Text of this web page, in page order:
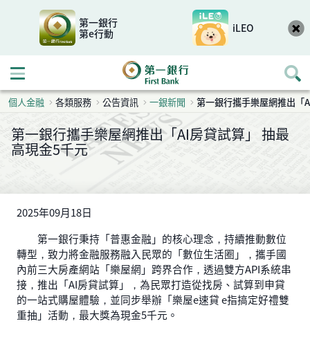
第一銀行
第e行動
iLEO
開啟行動選單
個人金融 各類服務 公告資訊 一銀新聞 第一銀行攜手樂屋網推出「
第一銀行攜手樂屋網推出「AI房貸試算」 抽最
高現金5千元
2025年09月18日
第一銀行秉持「普惠金融」的核心理念，持續推動數位
轉型，致力將金融服務融入民眾的「數位生活圈」，攜手國
內前三大房產網站「樂屋網」跨界合作，透過雙方API系統串
接，推出「AI房貸試算」，為民眾打造從找房、試算到申貸
的一站式購屋體驗，並同步舉辦「樂屋e速貸 e指搞定好禮雙
重抽」活動，最大獎為現金5千元。